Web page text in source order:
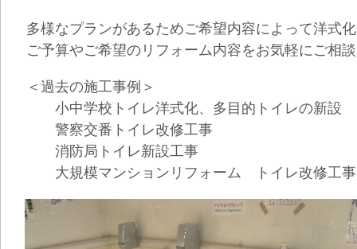
多様なプランがあるためご希望内容によって洋式
ご予算やご希望のリフォーム内容をお気軽にご相
＜過去の施工事例＞
小中学校トイレ洋式化、多目的トイレの新設
警察交番トイレ改修工事
消防局トイレ新設工事
大規模マンションリフォーム トイレ改修工事